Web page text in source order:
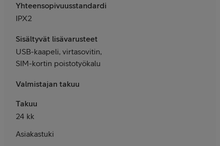
Yhteensopivuusstandardit
IPX2
Sisältyvät lisävarusteet
USB-kaapeli, virtasovitin,
SIM-kortin poistotyökalu
Valmistajan takuu
Takuu
24 kk
Asiakastuki